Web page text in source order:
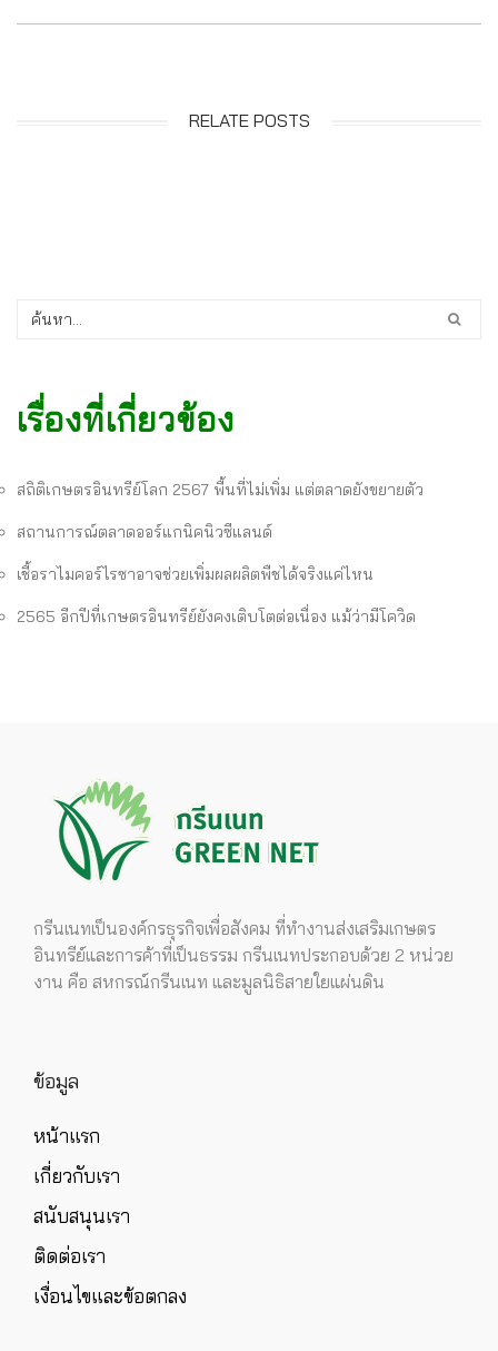
RELATE POSTS
เรื่องที่เกี่ยวข้อง
สถิติเกษตรอินทรีย์โลก 2567 พื้นที่ไม่เพิ่ม แต่ตลาดยังขยายตัว
สถานการณ์ตลาดออร์แกนิคนิวซีแลนด์
เชื้อราไมคอร์ไรซาอาจช่วยเพิ่มผลผลิตพืชได้จริงแค่ไหน
2565 อีกปีที่เกษตรอินทรีย์ยังคงเติบโตต่อเนื่อง แม้ว่ามีโควิด
กรีนเนทเป็นองค์กรธุรกิจเพื่อสังคม ที่ทำงานส่งเสริมเกษตร
อินทรีย์และการค้าที่เป็นธรรม กรีนเนทประกอบด้วย 2 หน่วย
งาน คือ สหกรณ์กรีนเนท และมูลนิธิสายใยแผ่นดิน
ข้อมูล
หน้าแรก
เกี่ยวกับเรา
สนับสนุนเรา
ติดต่อเรา
เงื่อนไขและข้อตกลง